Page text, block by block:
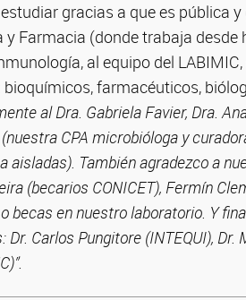
gracias a que es pública
y Farmacia (donde trabaja
al equipo del
farmacéuticos,
al Dra. Gabriela Favier, Dra.
CPA microbióloga y
aisladas). También agradezco a
(becarios CONICET), Fermín
becas en nuestro laboratorio. Y
Carlos Pungitore (INTEQUI),